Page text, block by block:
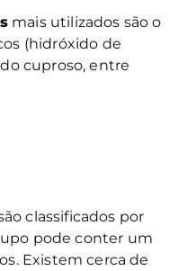
mais utilizados são o
(hidróxido de
cuproso, entre
classificados por
pode conter um
Existem cerca de